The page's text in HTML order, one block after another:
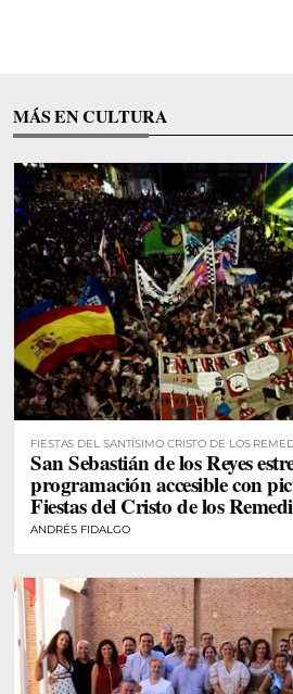
MÁS EN CULTURA
FIESTAS DEL SANTÍSIMO CRISTO DE LOS
San Sebastián de los Reyes
programación accesible con
Fiestas del Cristo de los
ANDRÉS FIDALGO